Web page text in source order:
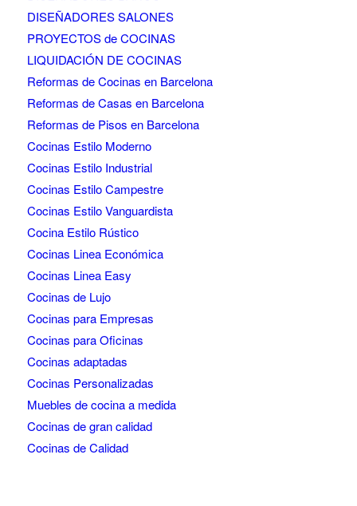
DISEÑADORES SALONES
PROYECTOS de COCINAS
LIQUIDACIÓN DE COCINAS
Reformas de Cocinas en Barcelona
Reformas de Casas en Barcelona
Reformas de Pisos en Barcelona
Cocinas Estilo Moderno
Cocinas Estilo Industrial
Cocinas Estilo Campestre
Cocinas Estilo Vanguardista
Cocina Estilo Rústico
Cocinas Linea Económica
Cocinas Linea Easy
Cocinas de Lujo
Cocinas para Empresas
Cocinas para Oficinas
Cocinas adaptadas
Cocinas Personalizadas
Muebles de cocina a medida
Cocinas de gran calidad
Cocinas de Calidad